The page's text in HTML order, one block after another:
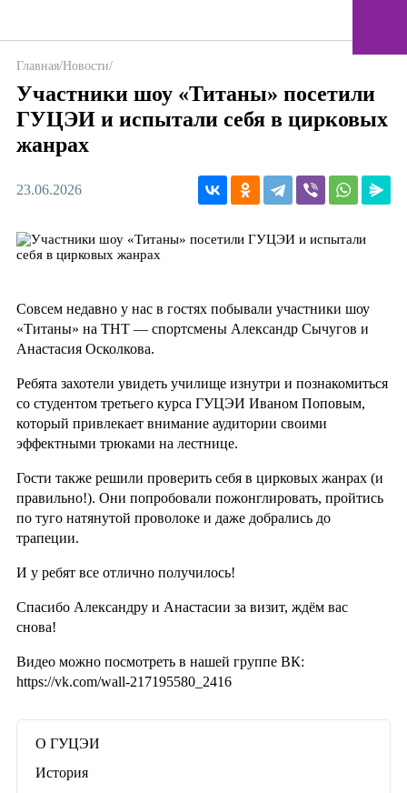
Главная/Новости/
Участники шоу «Титаны» посетили
ГУЦЭИ и испытали себя в цирковых
жанрах
23.06.2026
Совсем недавно у нас в гостях побывали участники шоу
«Титаны» на ТНТ — спортсмены Александр Сычугов и
Анастасия Осколкова.
Ребята захотели увидеть училище изнутри и познакомиться
со студентом третьего курса ГУЦЭИ Иваном Поповым,
который привлекает внимание аудитории своими
эффектными трюками на лестнице.
Гости также решили проверить себя в цирковых жанрах (и
правильно!). Они попробовали пожонглировать, пройтись
по туго натянутой проволоке и даже добрались до
трапеции.
И у ребят все отлично получилось!
Спасибо Александру и Анастасии за визит, ждём вас
снова!
Видео можно посмотреть в нашей группе ВК:
https://vk.com/wall-217195580_2416
О ГУЦЭИ
История